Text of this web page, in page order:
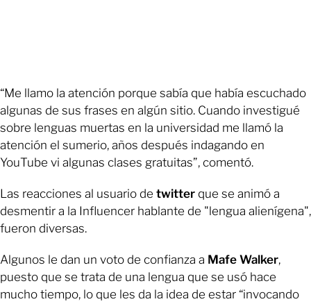
“Me llamo la atención porque sabía que había escuchado
algunas de sus frases en algún sitio. Cuando investigué
sobre lenguas muertas en la universidad me llamó la
atención el sumerio, años después indagando en
YouTube vi algunas clases gratuitas”, comentó.
Las reacciones al usuario de twitter que se animó a
desmentir a la Influencer hablante de "lengua alienígena",
fueron diversas.
Algunos le dan un voto de confianza a Mafe Walker,
puesto que se trata de una lengua que se usó hace
mucho tiempo, lo que les da la idea de estar “invocando